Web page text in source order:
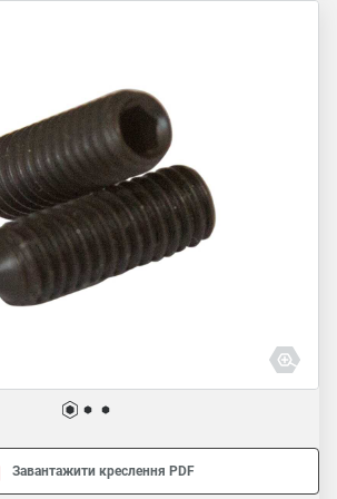
Завантажити креслення PDF